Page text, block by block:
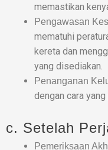
memastikan
Pengawasan
mematuhi
kereta dan
yang disediakan.
Penanganan
dengan cara
c. Setelah
Pemeriksaan